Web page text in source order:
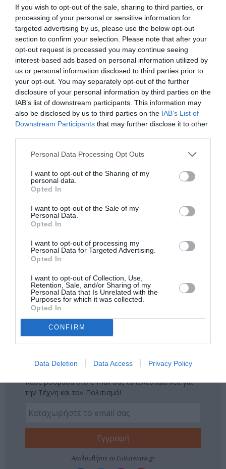
If you wish to opt-out of the sale, sharing to third parties, or
processing of your personal or sensitive information for
targeted advertising by us, please use the below opt-out
section to confirm your selection. Please note that after your
opt-out request is processed you may continue seeing
interest-based ads based on personal information utilized by
us or personal information disclosed to third parties prior to
your opt-out. You may separately opt-out of the further
disclosure of your personal information by third parties on the
IAB’s list of downstream participants. This information may
also be disclosed by us to third parties on the IAB’s List of
Downstream Participants that may further disclose it to other
Personal Data Processing Opt Outs
I want to opt-out of the Sharing of my
personal data.
Opted In
I want to opt-out of the Sale of my
Personal Data.
Opted In
I want to opt-out of processing my
Personal Data for Targeted Advertising.
Opted In
I want to opt-out of Collection, Use,
Retention, Sale, and/or Sharing of my
Personal Data that Is Unrelated with the
Purposes for which it was collected.
Opted In
CONFIRM
Data Deletion Data Access Privacy Policy
Δήμητρα Παπαβασιλείου, για το βιβλίο:Ο θάνατος κι
ο φίλος τουτου Pedro Antonio de Alarcón(Ροές)
*photo
© Fredrik Rubensson
Ταυτότητα
Τοποθεσία: Θέατρο Ελληνοαμερικανικής Ένωσης (2ος
όροφος), Μασσαλίας 22, Κολωνάκι
Ημερομηνία:Τετάρτη 30 Σεπτεμβρίου 2015στις 19:00
Πληροφορίες: τηλ. 210 3680052www.hau.gr/culture
Eίσοδος ελεύθερη
Ακολουθήστε το Culturenow.gr στο Google News
Δείτε όλα τατελευταία νέαγια την Τέχνη και τον
Πολιτισμό στο
Νέοι Διαγωνισμοί❯
Tags
ΔΩΡΕΑΝ ΕΚΔΗΛΩΣΕΙΣ ΛΟΓΟΤΕΧΝΙΚΑ ΒΡΑΒΕΙΑ
Newsletter
Κάθε βδομάδα στο e-mail σας τα τελευταία νέα για
την Τέχνη και τον Πολιτισμό!
Ακολουθήστε το Culturenow.gr